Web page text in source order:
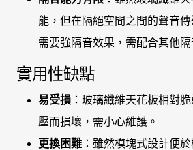
能，但在隔絕空間之間的聲音
需要強隔音效果，需配合其他隔
實用性缺點
易受損 ：玻璃纖維天花板相對
壓而損壞，需小心維護。
更換困難 ：雖然模塊式設計便